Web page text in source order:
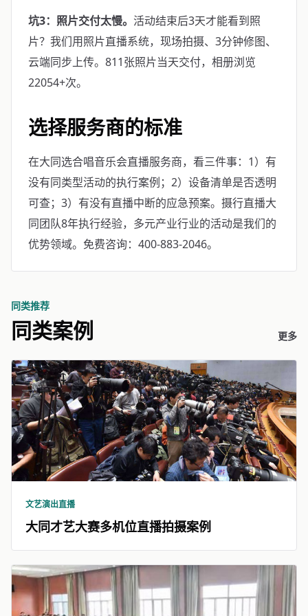
坑3：照片交付太慢。 活动结束后3天才能看到照
片？我们用照片直播系统，现场拍摄、3分钟修图、
云端同步上传。811张照片当天交付，相册浏览
22054+次。
选择服务商的标准
在大同选合唱音乐会直播服务商，看三件事：1）有
没有同类型活动的执行案例；2）设备清单是否透明
可查；3）有没有直播中断的应急预案。摄行直播大
同团队8年执行经验，多元产业行业的活动是我们的
优势领域。免费咨询：400-883-2046。
同类推荐
同类案例 更多
文艺演出直播
大同才艺大赛多机位直播拍摄案例